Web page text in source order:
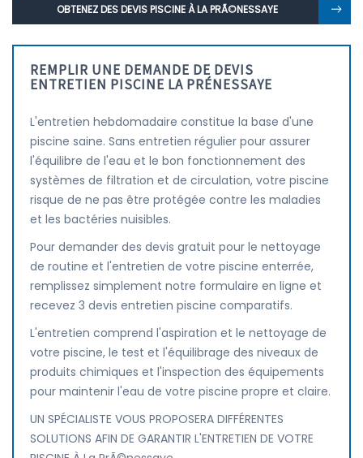
OBTENEZ DES DEVIS PISCINE À LA PRÃ©NESSAYE
REMPLIR UNE DEMANDE DE DEVIS
ENTRETIEN PISCINE LA PRÉNESSAYE
L'entretien hebdomadaire constitue la base d'une
piscine saine. Sans entretien régulier pour assurer
l'équilibre de l'eau et le bon fonctionnement des
systèmes de filtration et de circulation, votre piscine
risque de ne pas être protégée contre les maladies
et les bactéries nuisibles.
Pour demander des devis gratuit pour le nettoyage
de routine et l'entretien de votre piscine enterrée,
remplissez simplement notre formulaire en ligne et
recevez 3 devis entretien piscine comparatifs.
L'entretien comprend l'aspiration et le nettoyage de
votre piscine, le test et l'équilibrage des niveaux de
produits chimiques et l'inspection des équipements
pour maintenir l'eau de votre piscine propre et claire.
UN SPÉCIALISTE VOUS PROPOSERA DIFFÉRENTES
SOLUTIONS AFIN DE GARANTIR L'ENTRETIEN DE VOTRE